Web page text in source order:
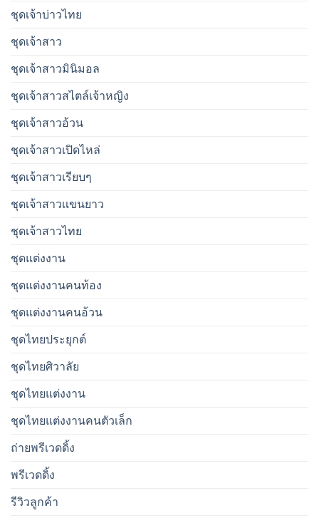
ชุดเจ้าบ่าวไทย
ชุดเจ้าสาว
ชุดเจ้าสาวมินิมอล
ชุดเจ้าสาวสไตล์เจ้าหญิง
ชุดเจ้าสาวอ้วน
ชุดเจ้าสาวเปิดไหล่
ชุดเจ้าสาวเรียบๆ
ชุดเจ้าสาวเเขนยาว
ชุดเจ้าสาวไทย
ชุดแต่งงาน
ชุดแต่งงานคนท้อง
ชุดแต่งงานคนอ้วน
ชุดไทยประยุกต์
ชุดไทยศิวาลัย
ชุดไทยแต่งงาน
ชุดไทยแต่งงานคนตัวเล็ก
ถ่ายพรีเวดดิ้ง
พรีเวดดิ้ง
รีวิวลูกค้า